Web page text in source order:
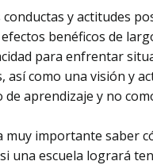
y actitudes
benéficos de
para enfrentar
como una visión y
aprendizaje y no
importante saber
una escuela logrará